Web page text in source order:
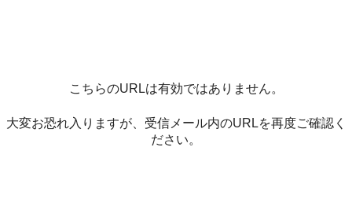
こちらのURLは有効ではありません。
大変お恐れ入りますが、受信メール内のURLを再度ご確認く
ださい。